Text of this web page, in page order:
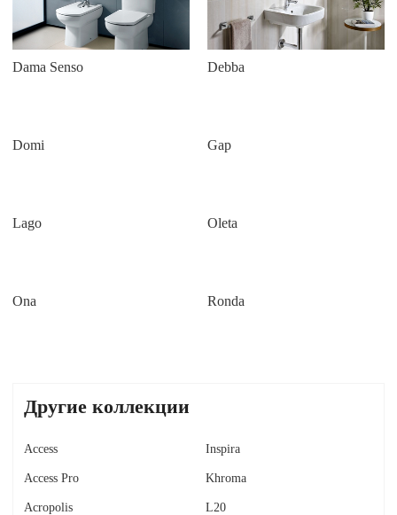
Dama Senso Debba
Domi Gap
Lago Oleta
Ona Ronda
Другие коллекции
Access
Access Pro
Acropolis
Inspira
Khroma
L20